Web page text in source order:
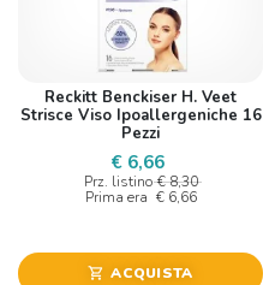
Reckitt Benckiser H. Veet
Strisce Viso Ipoallergeniche 16
Pezzi
€ 6,66
Prz. listino € 8,30
Prima era € 6,66
shopping_cart ACQUISTA